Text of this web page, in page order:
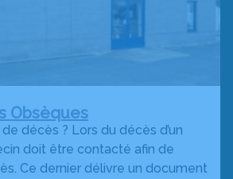
Obsèques
décès ? Lors du décès d’un
doit être contacté afin de
Ce dernier délivre un document